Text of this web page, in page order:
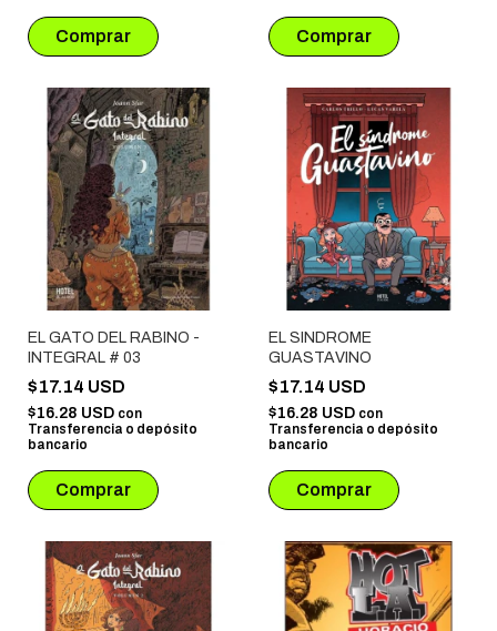
EL GATO DEL RABINO -
INTEGRAL # 03
$17.14 USD
$16.28 USD con
Transferencia o depósito
bancario
EL SINDROME
GUASTAVINO
$17.14 USD
$16.28 USD con
Transferencia o depósito
bancario